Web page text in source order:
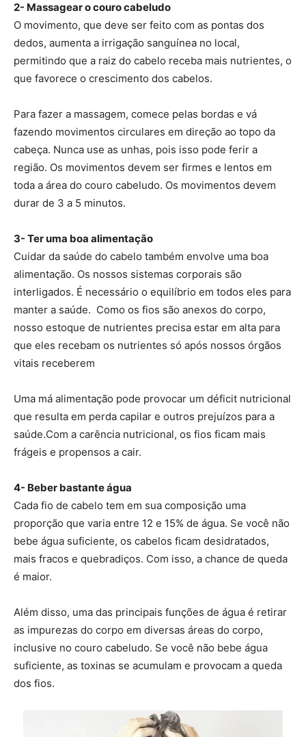
2- Massagear o couro cabeludo
O movimento, que deve ser feito com as pontas dos
dedos, aumenta a irrigação sanguínea no local,
permitindo que a raiz do cabelo receba mais nutrientes, o
que favorece o crescimento dos cabelos.
Para fazer a massagem, comece pelas bordas e vá
fazendo movimentos circulares em direção ao topo da
cabeça. Nunca use as unhas, pois isso pode ferir a
região. Os movimentos devem ser firmes e lentos em
toda a área do couro cabeludo. Os movimentos devem
durar de 3 a 5 minutos.
3- Ter uma boa alimentação
Cuidar da saúde do cabelo também envolve uma boa
alimentação. Os nossos sistemas corporais são
interligados. É necessário o equilíbrio em todos eles para
manter a saúde. Como os fios são anexos do corpo,
nosso estoque de nutrientes precisa estar em alta para
que eles recebam os nutrientes só após nossos órgãos
vitais receberem
Uma má alimentação pode provocar um déficit nutricional
que resulta em perda capilar e outros prejuízos para a
saúde.Com a carência nutricional, os fios ficam mais
frágeis e propensos a cair.
4- Beber bastante água
Cada fio de cabelo tem em sua composição uma
proporção que varia entre 12 e 15% de água. Se você não
bebe água suficiente, os cabelos ficam desidratados,
mais fracos e quebradiços. Com isso, a chance de queda
é maior.
Além disso, uma das principais funções de água é retirar
as impurezas do corpo em diversas áreas do corpo,
inclusive no couro cabeludo. Se você não bebe água
suficiente, as toxinas se acumulam e provocam a queda
dos fios.